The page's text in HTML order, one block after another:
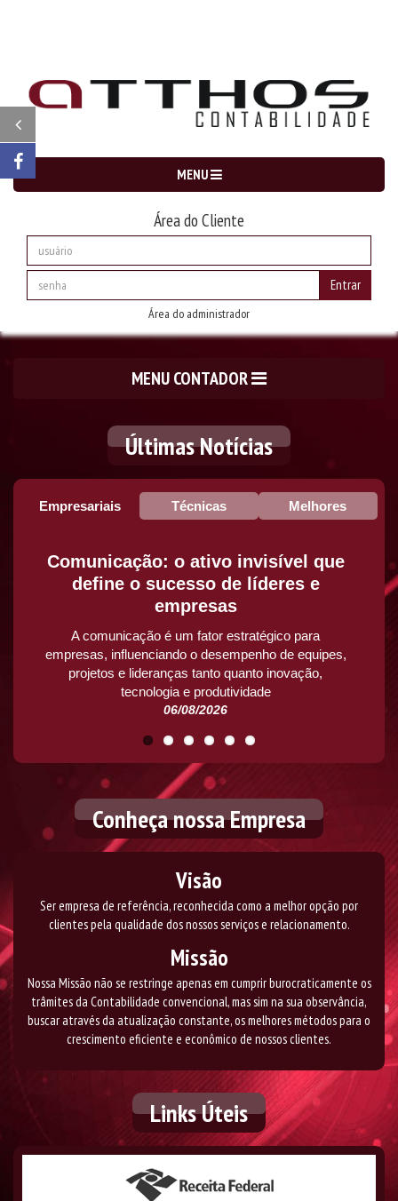
MENU
Área do Cliente
Entrar
Área do administrador
MENU CONTADOR
Últimas Notícias
Empresariais Técnicas Melhores
Comunicação: o ativo invisível que
define o sucesso de líderes e
empresas
A comunicação é um fator estratégico para
empresas, influenciando o desempenho de equipes,
projetos e lideranças tanto quanto inovação,
tecnologia e produtividade
06/08/2026
Conheça nossa Empresa
Visão
Ser empresa de referência, reconhecida como a melhor opção por
clientes pela qualidade dos nossos serviços e relacionamento.
Missão
Nossa Missão não se restringe apenas em cumprir burocraticamente os
trâmites da Contabilidade convencional, mas sim na sua observância,
buscar através da atualização constante, os melhores métodos para o
crescimento eficiente e econômico de nossos clientes.
LinksÚteis